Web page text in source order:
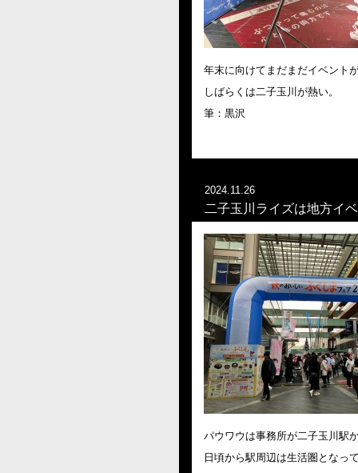
年末に向けてまだまだイベント
しばらくは二子玉川が熱い。
筆：黒沢
2024.11.26
二子玉川ライズは地方イ
パウワウは事務所が二子玉川駅
日頃から駅周辺は生活圏となっ